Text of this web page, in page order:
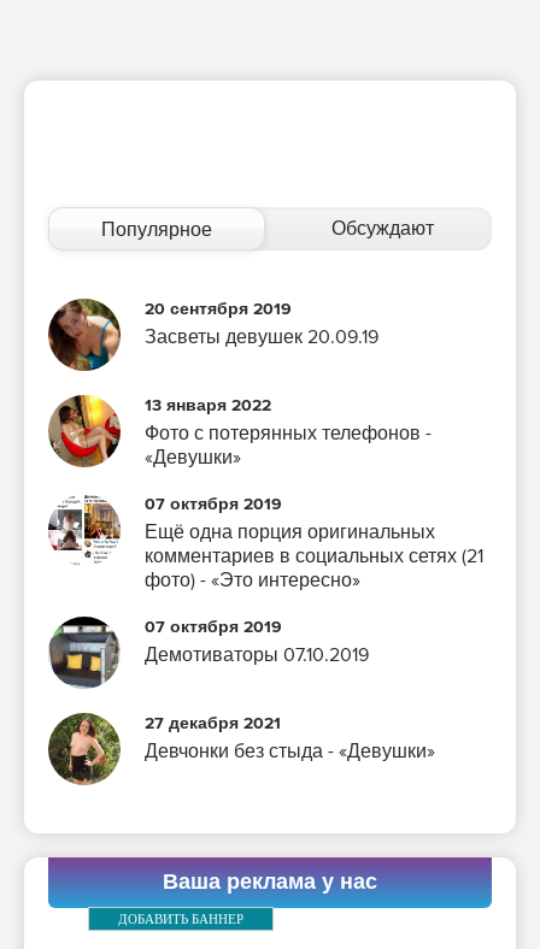
Популярное Обсуждают
20 сентября 2019
Засветы девушек 20.09.19
13 января 2022
Фото с потерянных телефонов -
«Девушки»
07 октября 2019
Ещё одна порция оригинальных
комментариев в социальных сетях (21
фото) - «Это интересно»
07 октября 2019
Демотиваторы 07.10.2019
27 декабря 2021
Девчонки без стыда - «Девушки»
Ваша реклама у нас
ДОБАВИТЬ БАННЕР